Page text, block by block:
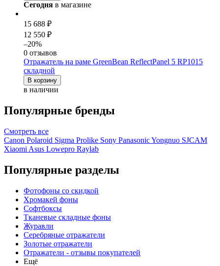
Сегодня в магазине
15 688 ₽
12 550 ₽
–20%
0 отзывов
Отражатель на раме GreenBean ReflectPanel 5 RP1015
складной
В корзину
в наличии
Популярные бренды
Смотреть все
Canon Polaroid Sigma Prolike Sony PanasonicYongnuo SJCAM
Xiaomi Asus Lowepro Raylab
Популярные разделы
Фотофоны со скидкой
Хромакей фоны
Софтбоксы
Тканевые складные фоны
Журавли
Серебряные отражатели
Золотые отражатели
Отражатели - отзывы покупателей
Ещё